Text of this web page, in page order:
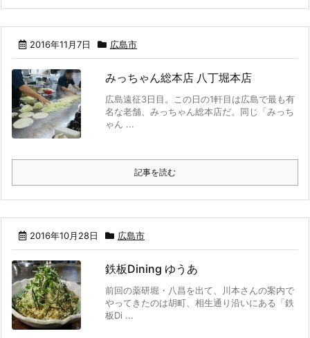
2016年11月7日 広島市
みっちゃん総本店 八丁堀本店
広島遠征3日目。この日の1軒目は広島で最も有
名な老舗、みっちゃん総本店だ。同じ「みっち
ゃん ...
記事を読む
2016年10月28日 広島市
鉄板Dining ゆうあ
前回の薬研堀・八昌を出て、川本さんの案内で
やってきたのは胡町、相生通り沿いにある「鉄
板Di ...